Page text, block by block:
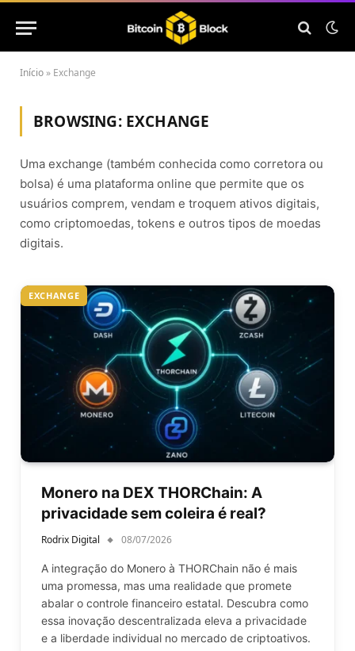
Início » Exchange
BROWSING: EXCHANGE
Uma exchange (também conhecida como corretora ou
bolsa) é uma plataforma online que permite que os
usuários comprem, vendam e troquem ativos digitais,
como criptomoedas, tokens e outros tipos de moedas
digitais.
EXCHANGE
Monero na DEX THORChain: A
privacidade sem coleira é real?
Rodrix Digital 08/07/2026
A integração do Monero à THORChain não é mais
uma promessa, mas uma realidade que promete
abalar o controle financeiro estatal. Descubra como
essa inovação descentralizada eleva a privacidade
e a liberdade individual no mercado de criptoativos.